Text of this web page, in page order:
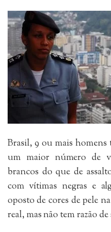
Brasil, 9 ou mais homens
um maior número de
brancos do que de
com vítimas negras e
oposto de cores de pele
real, mas não tem razão